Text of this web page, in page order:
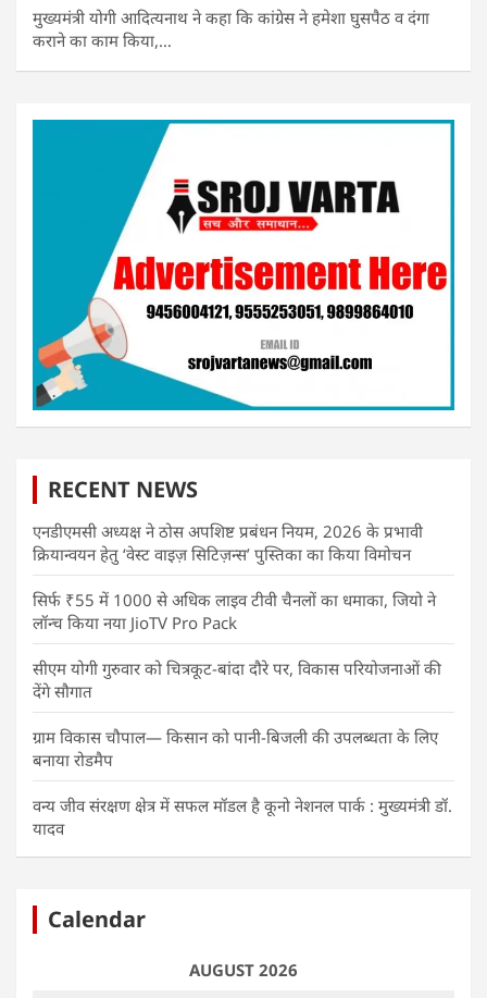
मुख्यमंत्री योगी आदित्यनाथ ने कहा कि कांग्रेस ने हमेशा घुसपैठ व दंगा
कराने का काम किया,…
RECENT NEWS
एनडीएमसी अध्यक्ष ने ठोस अपशिष्ट प्रबंधन नियम, 2026 के प्रभावी
क्रियान्वयन हेतु ‘वेस्ट वाइज़ सिटिज़न्स’ पुस्तिका का किया विमोचन
सिर्फ ₹55 में 1000 से अधिक लाइव टीवी चैनलों का धमाका, जियो ने
लॉन्च किया नया JioTV Pro Pack
सीएम योगी गुरुवार को चित्रकूट-बांदा दौरे पर, विकास परियोजनाओं की
देंगे सौगात
ग्राम विकास चौपाल— किसान को पानी-बिजली की उपलब्धता के लिए
बनाया रोडमैप
वन्य जीव संरक्षण क्षेत्र में सफल मॉडल है कूनो नेशनल पार्क : मुख्यमंत्री डॉ.
यादव
Calendar
AUGUST 2026